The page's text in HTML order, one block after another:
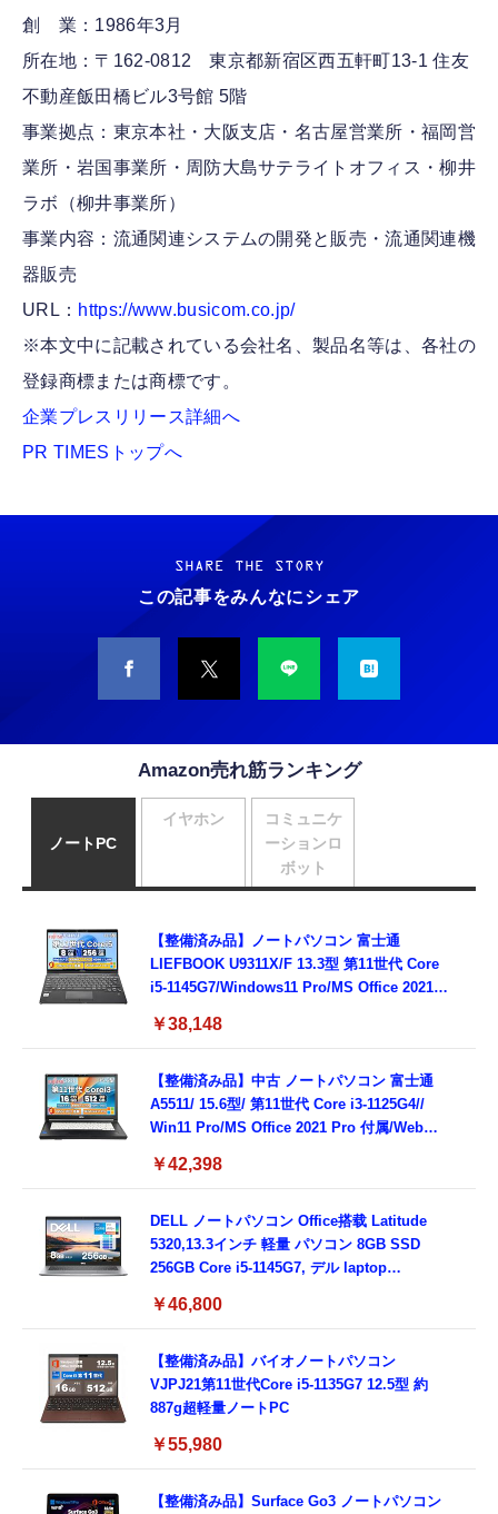
創 業：1986年3月
所在地：〒162-0812 東京都新宿区西五軒町13-1 住友
不動産飯田橋ビル3号館 5階
事業拠点：東京本社・大阪支店・名古屋営業所・福岡営
業所・岩国事業所・周防大島サテライトオフィス・柳井
ラボ（柳井事業所）
事業内容：流通関連システムの開発と販売・流通関連機
器販売
URL： https://www.busicom.co.jp/
※本文中に記載されている会社名、製品名等は、各社の
登録商標または商標です。
企業プレスリリース詳細へ
PR TIMESトップへ
SHARE THE STORY
この記事をみんなにシェア
Amazon売れ筋ランキング
ノートPC
【整備済み品】ノートパソコン 富士通
LIEFBOOK U9311X/F 13.3型 第11世代 Core
i5-1145G7/Windows11 Pro/MS Office 2021搭
Type-C/360度回転対応/有線静音マウス付
8GB,SSD256GB)
￥38,148
【整備済み品】中古 ノートパソコン 富士通
A5511/ 15.6型/ 第11世代 Core i3-1125G4//
Win11 Pro/MS Office 2021 Pro 付属/Webカ
3.0)/ 有線静音マウス付属/ 180日保証（メモリ
￥42,398
DELL ノートパソコン Office搭载 Latitude
5320,13.3インチ 軽量 パソコン 8GB SSD
256GB Core i5-1145G7, デル laptop
ド付き (整備済み品)
￥46,800
【整備済み品】バイオノートパソコン
VJPJ21第11世代Core i5-1135G7 12.5型 約
887g超軽量ノートPC
￥55,980
【整備済み品】Surface Go3 ノートパソコン
イヤホン
コミュニケ
ーションロ
ボット